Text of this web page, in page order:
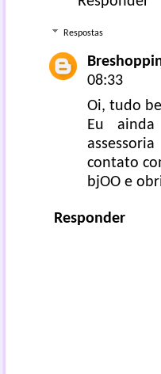
Respostas
08:33
Oi, tudo
Eu
contato
bjOO e
Responder